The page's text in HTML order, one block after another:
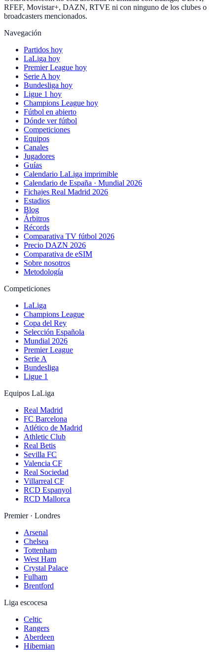
RFEF, Movistar+, DAZN, RTVE ni con ninguno de los clubes o
broadcasters mencionados.
Navegación
Partidos hoy
LaLiga hoy
Premier League hoy
Serie A hoy
Bundesliga hoy
Ligue 1 hoy
Champions League hoy
Fútbol en abierto
Dónde ver fútbol
Competiciones
Equipos
Canales
Jugadores
Guías
Calendario LaLiga imprimible
Calendario de España · Mundial 2026
Fichajes Real Madrid 2026
Estadios
Blog
Árbitros
Récords
Comparativa TV fútbol 2026
Precio DAZN 2026
Comparativa de eSIM
Sobre nosotros
Metodología
Competiciones
LaLiga
Champions League
Copa del Rey
Selección Española
Mundial 2026
Premier League
Serie A
Bundesliga
Ligue 1
Equipos LaLiga
Real Madrid
FC Barcelona
Atlético de Madrid
Athletic Club
Real Betis
Sevilla FC
Valencia CF
Real Sociedad
Villarreal CF
RCD Espanyol
RCD Mallorca
Premier · Londres
Arsenal
Chelsea
Tottenham
West Ham
Crystal Palace
Fulham
Brentford
Liga escocesa
Celtic
Rangers
Aberdeen
Hibernian